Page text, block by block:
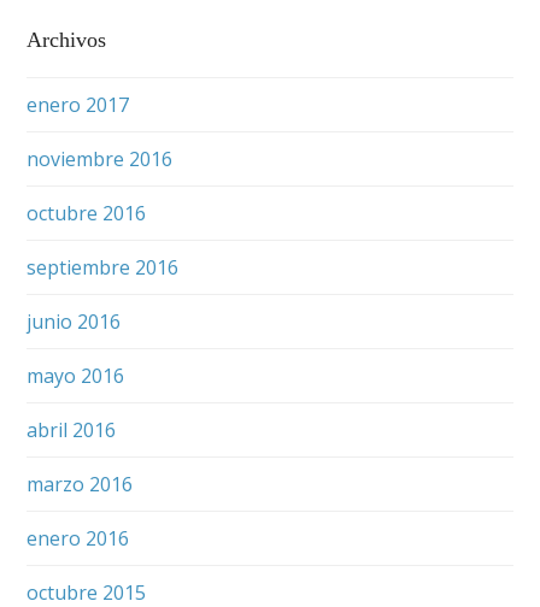
Archivos
enero 2017
noviembre 2016
octubre 2016
septiembre 2016
junio 2016
mayo 2016
abril 2016
marzo 2016
enero 2016
octubre 2015